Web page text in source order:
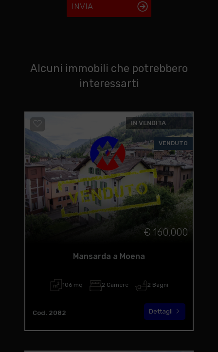
INVIA
Alcuni immobili che potrebbero
interessarti
IN VENDITA
VENDUTO
€ 160.000
Mansarda a Moena
106 mq 2 Camere 2 Bagni
Cod. 2082 Dettagli